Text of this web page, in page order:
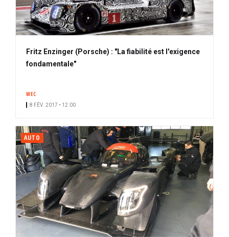
Fritz Enzinger (Porsche) : "La fiabilité est l'exigence
fondamentale"
WEC
8 FÉV. 2017 • 12:00
AUTO